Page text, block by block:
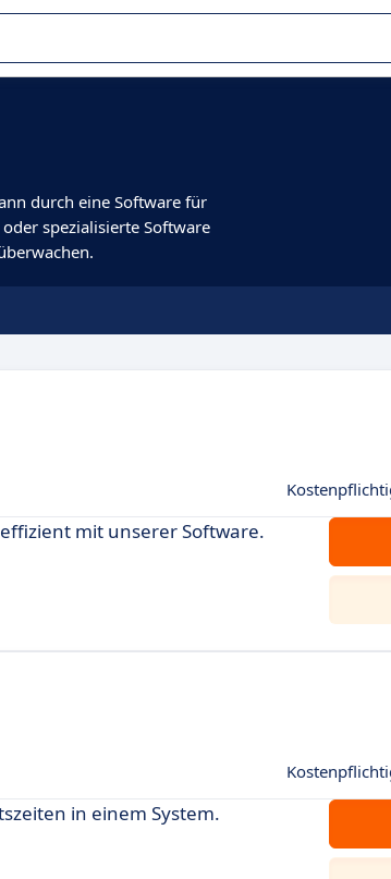
in Unternehmen.
durch eine Software für
spezialisierte Software
mit unserer Software.
in einem System.